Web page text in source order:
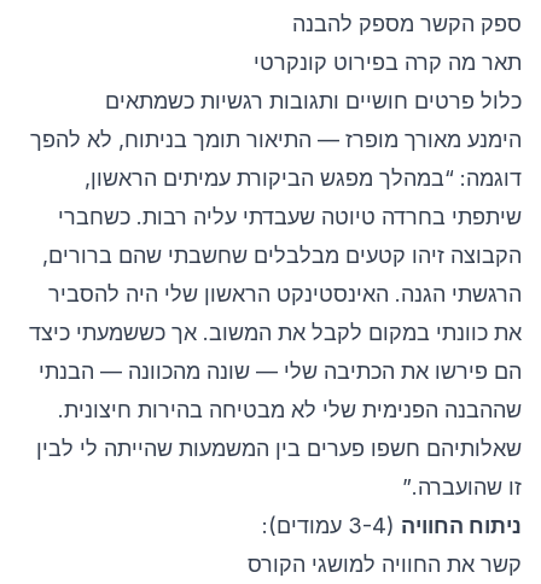
ספק הקשר מספק להבנה
תאר מה קרה בפירוט קונקרטי
כלול פרטים חושיים ותגובות רגשיות כשמתאים
הימנע מאורך מופרז — התיאור תומך בניתוח, לא להפך
דוגמה: “במהלך מפגש הביקורת עמיתים הראשון,
שיתפתי בחרדה טיוטה שעבדתי עליה רבות. כשחברי
הקבוצה זיהו קטעים מבלבלים שחשבתי שהם ברורים,
הרגשתי הגנה. האינסטינקט הראשון שלי היה להסביר
את כוונתי במקום לקבל את המשוב. אך כששמעתי כיצד
הם פירשו את הכתיבה שלי — שונה מהכוונה — הבנתי
שההבנה הפנימית שלי לא מבטיחה בהירות חיצונית.
שאלותיהם חשפו פערים בין המשמעות שהייתה לי לבין
זו שהועברה.”
ניתוח החוויה (3-4 עמודים):
קשר את החוויה למושגי הקורס